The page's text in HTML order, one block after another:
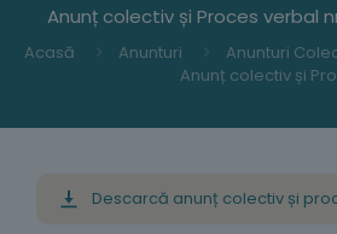
Anunț colectiv și Proces verbal
Acasă Anunturi
Anunturi
Descarcă anunț colectiv și